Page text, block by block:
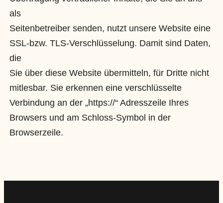
als
Seitenbetreiber senden, nutzt unsere Website eine
SSL-bzw. TLS-Verschlüsselung. Damit sind Daten,
die
Sie über diese Website übermitteln, für Dritte nicht
mitlesbar. Sie erkennen eine verschlüsselte
Verbindung an der „https://“ Adresszeile Ihres
Browsers und am Schloss-Symbol in der
Browserzeile.